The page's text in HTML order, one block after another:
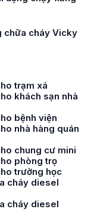
chữa cháy Vicky
trạm xá
khách sạn nhà
bệnh viện
nhà hàng quán
chung cư mini
phòng trọ
trường học
cháy diesel
cháy diesel